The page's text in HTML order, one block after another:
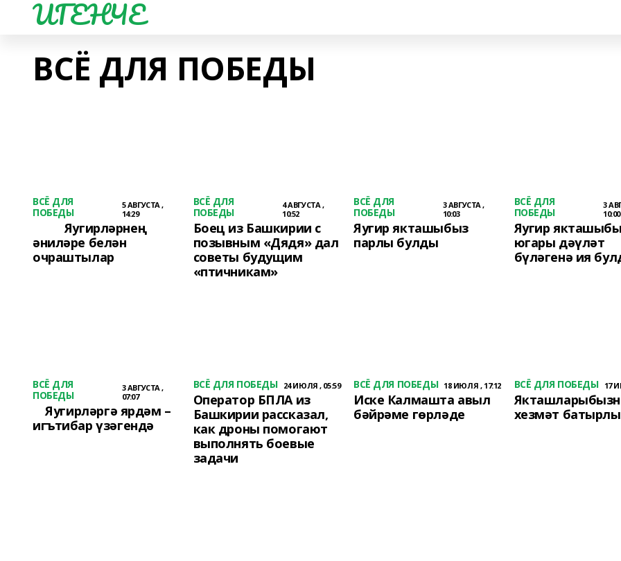
ИГЕНЧЕ
ВСЁ ДЛЯ ПОБЕДЫ
ВСЁ ДЛЯ
ПОБЕДЫ
5 АВГУСТА ,
14:29
Яугирләрнең
әниләре белән
очраштылар
ВСЁ ДЛЯ
ПОБЕДЫ
4 АВГУСТА ,
10:52
Боец из Башкирии с
позывным «Дядя» дал
советы будущим
«птичникам»
ВСЁ ДЛЯ
ПОБЕДЫ
3 АВГУСТА ,
10:03
Яугир якташыбыз
парлы булды
ВСЁ ДЛЯ
ПОБЕДЫ
3
10:00
Яугир
югары дәүләт
бүләгенә ия
ВСЁ ДЛЯ
ПОБЕДЫ
3 АВГУСТА ,
07:07
Яугирләргә ярдәм –
игътибар үзәгендә
ВСЁ ДЛЯ ПОБЕДЫ 24 ИЮЛЯ , 05:59
Оператор БПЛА из
Башкирии рассказал,
как дроны помогают
выполнять боевые
задачи
ВСЁ ДЛЯ ПОБЕДЫ 18 ИЮЛЯ , 17:12
Иске Калмашта авыл
бәйрәме гөрләде
ВСЁ ДЛЯ ПОБЕДЫ 17
хезмәт